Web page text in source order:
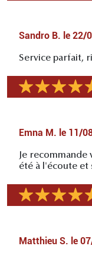
Sandro B. le 22/
Service parfait,
Emna M. le 11/
Je
été à l'écoute et
Matthieu S. le